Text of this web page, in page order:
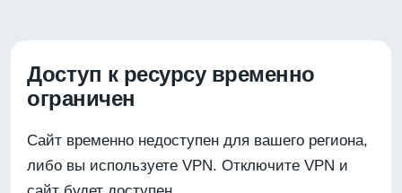
Доступ к ресурсу временно
ограничен
Сайт временно недоступен для вашего региона,
либо вы используете VPN. Отключите VPN и